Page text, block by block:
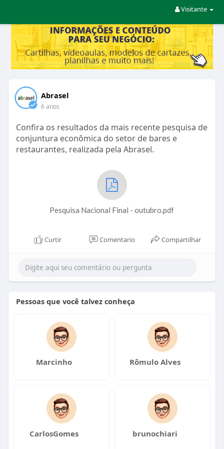
Visitante
Abrasel
6 anos
Confira os resultados da mais recente pesquisa de
conjuntura econômica do setor de bares e
restaurantes, realizada pela Abrasel.
Pesquisa Nacional Final - outubro.pdf
Curtir Comentario Compartilhar
Pessoas que você talvez conheça
Marcinho Rômulo Alves
CarlosGomes brunochiari